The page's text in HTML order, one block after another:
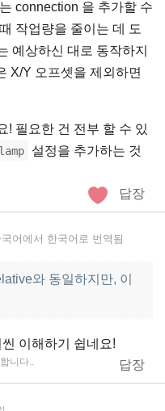
connection 을 추가할 수
작업량을 줄이는 데 도
예상하신 대로 동작하지
X/Y 오프셋을 제외하면
! 필요한 건 전부 할 수 있
설정을 추가하는 것
답장
어 에서 한국어 로 번역됨
와 동일하지만, 이
이해하기 쉽네요!
답장
니다.